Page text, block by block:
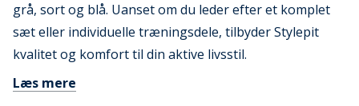
grå, sort og blå. Uanset om du leder efter et komplet
sæt eller individuelle træningsdele, tilbyder Stylepit
kvalitet og komfort til din aktive livsstil.
Læs mere